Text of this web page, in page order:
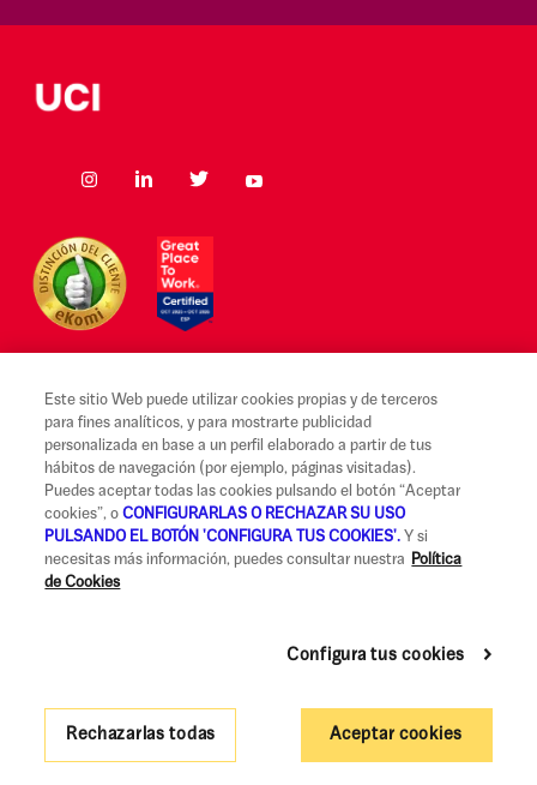
Aviso legal y Condiciones de uso
Reclamaciones
Código de Buenas Prácticas
Gobierno Corporativo y Política de Remuneraciones
Este sitio Web puede utilizar cookies propias y de terceros
para fines analíticos, y para mostrarte publicidad
personalizada en base a un perfil elaborado a partir de tus
hábitos de navegación (por ejemplo, páginas visitadas).
Puedes aceptar todas las cookies pulsando el botón “Aceptar
cookies”, oCONFIGURARLAS O RECHAZAR SU USO
PULSANDO EL BOTÓN 'CONFIGURA TUS COOKIES'. Y si
necesitas más información, puedes consultar nuestra
Política
de Cookies
Aceptar cookies
Rechazarlas todas
Configura tus cookies